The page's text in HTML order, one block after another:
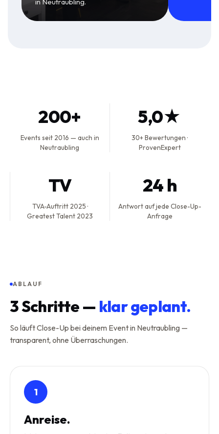
200+
Events seit 2016 — auch in
Neutraubling
5,0★
30+ Bewertungen ·
ProvenExpert
TV
TVA-Auftritt 2025 ·
Greatest Talent 2023
24 h
Antwort auf jede Close-Up-
Anfrage
ABLAUF
3Schritte — klar geplant.
So läuft Close-Up bei deinem Event in Neutraubling —
transparent, ohne Überraschungen.
1
Anreise.